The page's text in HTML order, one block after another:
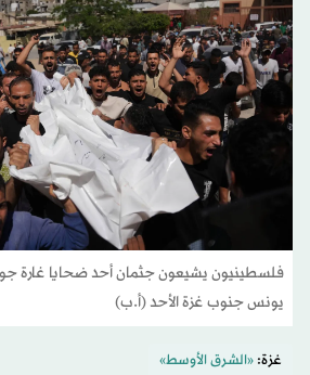
فلسطينيون يشيعون جثمان أحد ضحايا غارة
يونس جنوب غزة الأحد (أ.ب)
غزة:«الشرق الأوسط»